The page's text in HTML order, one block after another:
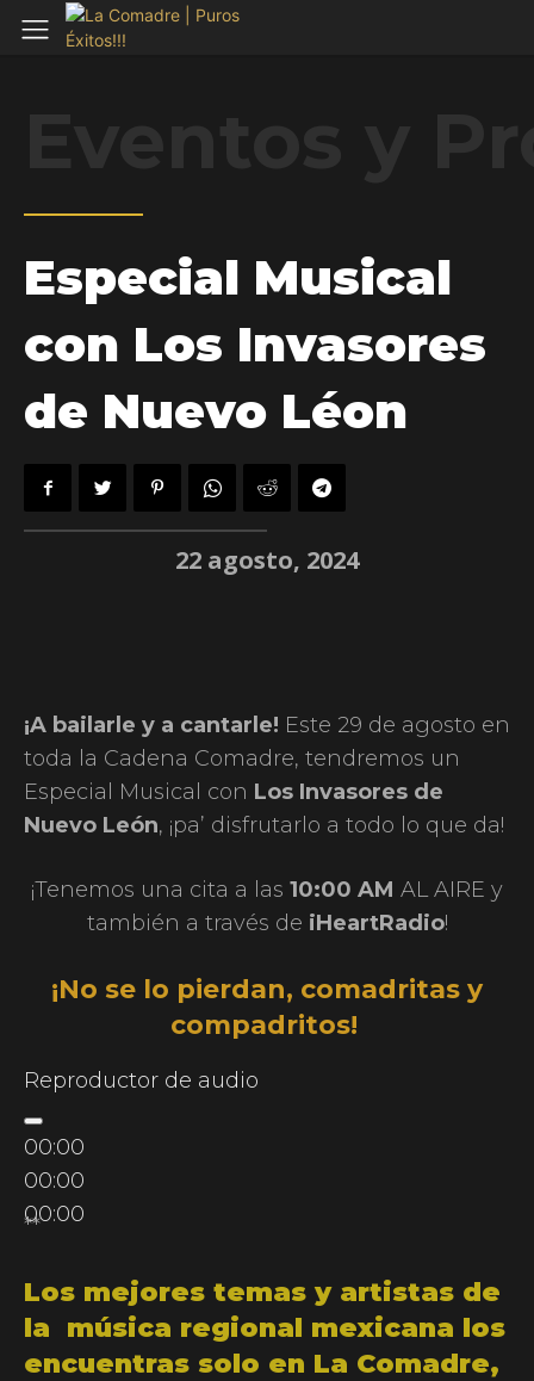
Especial Musical
con Los Invasores
de Nuevo Léon
22 agosto, 2024
¡A bailarle y a cantarle! Este 29 de agosto en
toda la Cadena Comadre, tendremos un
Especial Musical con Los Invasores de
Nuevo León, ¡pa’ disfrutarlo a todo lo que da!
¡Tenemos una cita a las 10:00 AM AL AIRE y
también a través de iHeartRadio!
¡No se lo pierdan, comadritas y
compadritos!
Reproductor de audio
00:00
00:00
00:00
**
Los mejores temas y artistas de
la música regional mexicana los
encuentras solo en La Comadre,